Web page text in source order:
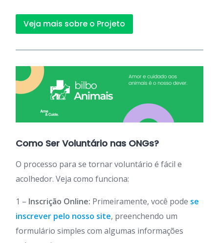
Veja mais sobre o Projeto
Como Ser Voluntário nas ONGs?
O processo para se tornar voluntário é fácil e
acolhedor. Veja como funciona:
1 – Inscrição Online: Primeiramente, você pode se
inscrever pelo nosso site, preenchendo um
formulário simples com algumas informações